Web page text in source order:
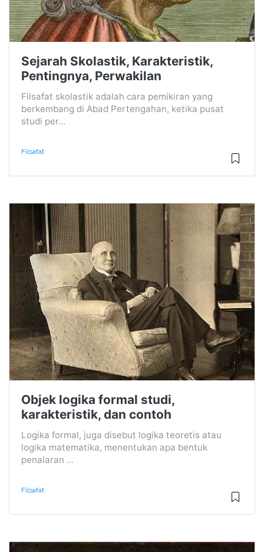
Sejarah Skolastik, Karakteristik,
Pentingnya, Perwakilan
Filsafat skolastik adalah cara pemikiran yang
berkembang di Abad Pertengahan, ketika pusat
studi per...
Filsafat
Objek logika formal studi,
karakteristik, dan contoh
Logika formal, juga disebut logika teoretis atau
logika matematika, menentukan apa bentuk
penalaran ...
Filsafat